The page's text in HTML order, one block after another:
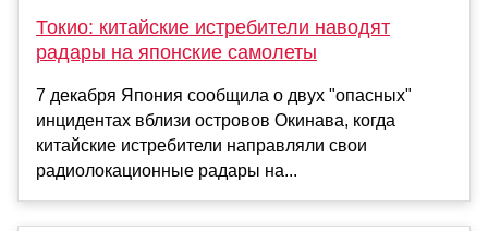
Токио: китайские истребители наводят
радары на японские самолеты
7 декабря Япония сообщила о двух "опасных"
инцидентах вблизи островов Окинава, когда
китайские истребители направляли свои
радиолокационные радары на...